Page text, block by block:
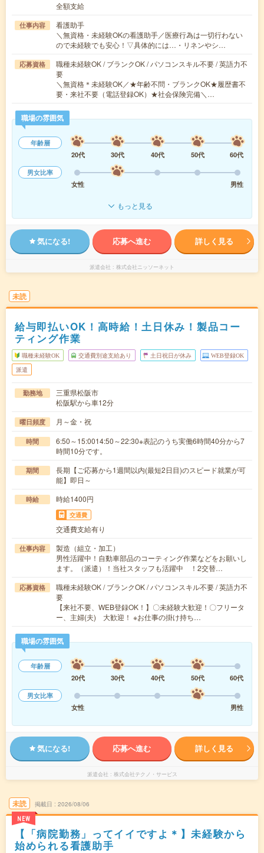
全額支給
仕事内容
看護助手
＼無資格・未経験OKの看護助手／医療行為は一切行わない
ので未経験でも安心！▽具体的には…・リネンやシ…
応募資格
職種未経験OK / ブランクOK / パソコンスキル不要 / 英語力不
要
＼無資格＊未経験OK／★年齢不問・ブランクOK★履歴書不
要・来社不要（電話登録OK）★社会保険完備＼…
職場の雰囲気
年齢層
20代
30代 40代 50代
60代
男女比率
女性
男性
もっと見る
気になる! 応募へ進む 詳しく見る
派遣会社 株式会社ニッソーネット
未読
給与即払いOK！高時給！土日休み！製品コー
ティング作業
職種未経験OK 交通費別途支給あり 土日祝日が休み WEB登録OK
派遣
勤務地
三重県松阪市
松阪駅から車12分
曜日頻度 月～金・祝
時間
6:50～15:0014:50～22:30※表記のうち実働6時間40分から7
時間10分です。
期間
長期【ご応募から1週間以内(最短2日目)のスピード就業が可
能】即日～
時給 時給1400円
交通費
交通費支給有り
仕事内容
製造（組立・加工）
男性活躍中！自動車部品のコーティング作業などをお願いし
ます。（派遣）！当社スタッフも活躍中 ！2交替…
応募資格
職種未経験OK / ブランクOK / パソコンスキル不要 / 英語力不
要
【来社不要、WEB登録OK！】〇未経験大歓迎！〇フリータ
ー、主婦(夫) 大歓迎！ ※お仕事の掛け持ち…
職場の雰囲気
年齢層
20代
30代 40代 50代
60代
男女比率
女性
男性
気になる! 応募へ進む 詳しく見る
派遣会社 株式会社テクノ・サービス
未読
NEW
掲載日 2026/08/06
【「病院勤務」ってイイですよ＊】未経験から
始められる看護助手